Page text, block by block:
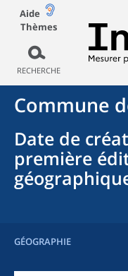
Aide
Thèmes
RECHERCHE
Commune
Date de
première
GÉOGRAPHIE